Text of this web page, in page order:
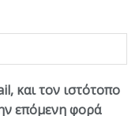
και τον ιστότοπο
επόμενη φορά